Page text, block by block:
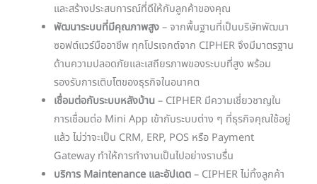
และสร้างประสบการณ์ที่ดีให้กับลูกค้าของคุณ
พัฒนาระบบที่มีคุณภาพสูง– จากพื้นฐานที่เป็นบริษัทพัฒนา
ซอฟต์แวร์มืออาชีพ ทุกโปรเจกต์จาก CIPHER จึงมีมาตรฐาน
ด้านความปลอดภัยและเสถียรภาพของระบบที่สูง พร้อม
รองรับการเติบโตของธุรกิจในอนาคต
เชื่อมต่อกับระบบหลังบ้าน– CIPHER มีความเชี่ยวชาญใน
การเชื่อมต่อ Mini App เข้ากับระบบต่าง ๆ ที่ธุรกิจคุณใช้อยู่
แล้ว ไม่ว่าจะเป็น CRM, ERP, POS หรือ Payment
Gateway ทำให้การทำงานเป็นไปอย่างราบรื่น
บริการ Maintenance และอัปเดต– CIPHER ไม่ทิ้งลูกค้า